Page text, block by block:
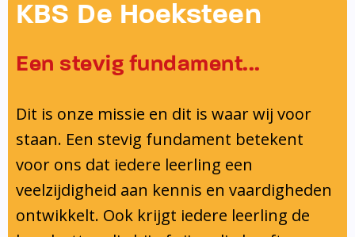
Onderwijsinspectie
KBS De Hoeksteen
Een stevig fundament...
Dit is onze missie en dit is waar wij voor
staan. Een stevig fundament betekent
voor ons dat iedere leerling een
veelzijdigheid aan kennis en vaardigheden
ontwikkelt. Ook krijgt iedere leerling de